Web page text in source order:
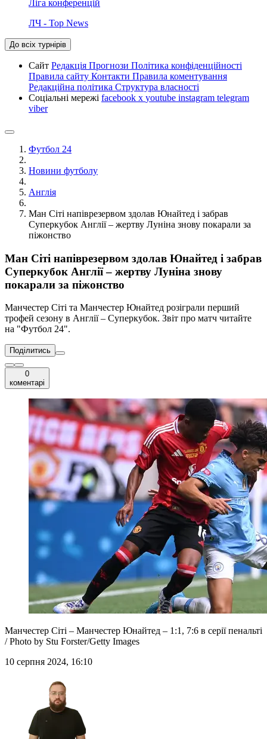
Ліга конференцій
ЛЧ - Top News
До всіх турнірів
Сайт Редакція Прогнози Політика конфіденційності
Правила сайту Контакти Правила коментування
Редакційна політика Структура власності
Соціальні мережі facebook x youtube instagram telegram
viber
Футбол 24
Новини футболу
Англія
Ман Сіті напіврезервом здолав Юнайтед і забрав
Суперкубок Англії – жертву Луніна знову покарали за
піжонство
Ман Сіті напіврезервом здолав Юнайтед і забрав
Суперкубок Англії – жертву Луніна знову
покарали за піжонство
Манчестер Сіті та Манчестер Юнайтед розіграли перший
трофей сезону в Англії – Суперкубок. Звіт про матч читайте
на "Футбол 24".
Поділитись
0
коментарі
Манчестер Сіті – Манчестер Юнайтед – 1:1, 7:6 в серії пенальті
/ Photo by Stu Forster/Getty Images
10 серпня 2024, 16:10